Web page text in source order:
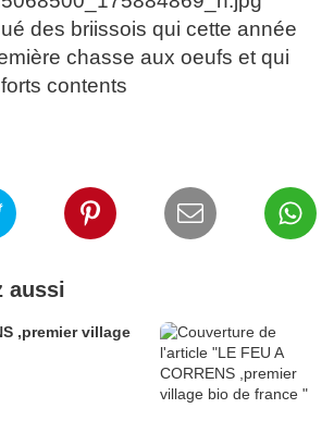
des briissois qui cette année
chasse aux oeufs et qui
contents
aussi
,premier village